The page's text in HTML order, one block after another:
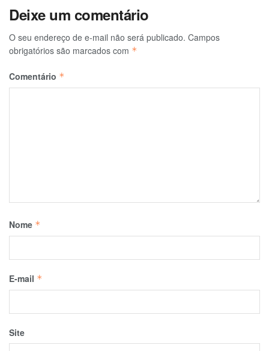
Deixe um comentário
O seu endereço de e-mail não será publicado. Campos
obrigatórios são marcados com *
Comentário *
Nome *
E-mail *
Site